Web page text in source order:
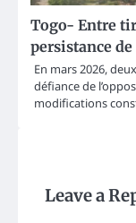
Togo- Entre
persistance
En mars 2026,
défiance de
modifications
Leave a